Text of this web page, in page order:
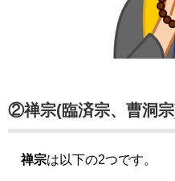
②禅宗(臨済宗、曹洞
禅宗は以下の2つです。